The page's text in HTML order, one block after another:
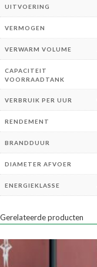
UITVOERING
VERMOGEN
VERWARM VOLUME
CAPACITEIT
VOORRAADTANK
VERBRUIK PER UUR
RENDEMENT
BRANDDUUR
DIAMETER AFVOER
ENERGIEKLASSE
Gerelateerde producten